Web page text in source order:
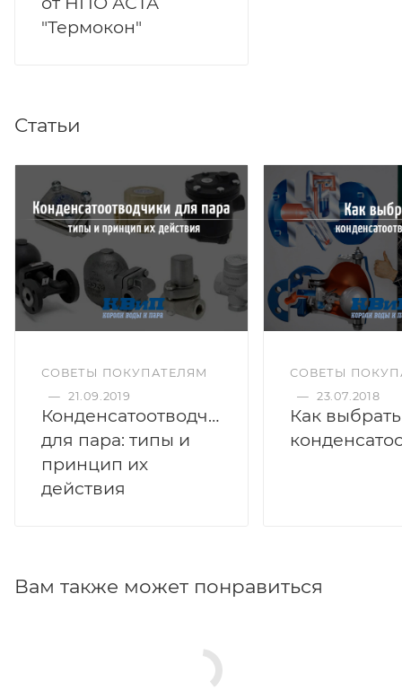
"Термокон"
Статьи
СОВЕТЫ ПОКУПАТЕЛЯМ
— 21.09.2019
Конденсатоотводчики
для пара: типы и
принцип их
действия
СОВЕТЫ
— 23.07.2018
Как выбрать
Вам также может понравиться